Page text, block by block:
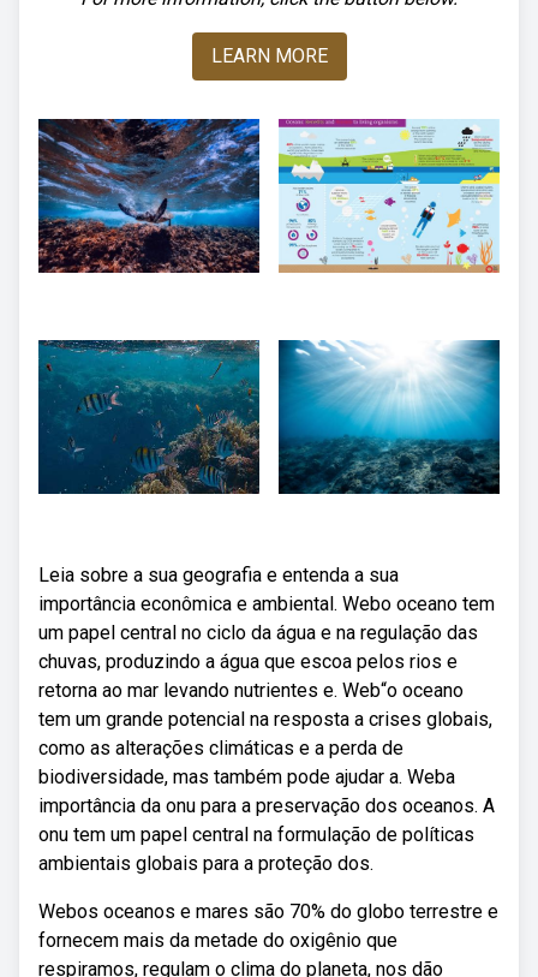
LEARN MORE
Leia sobre a sua geografia e entenda a sua
importância econômica e ambiental. Webo oceano tem
um papel central no ciclo da água e na regulação das
chuvas, produzindo a água que escoa pelos rios e
retorna ao mar levando nutrientes e. Web“o oceano
tem um grande potencial na resposta a crises globais,
como as alterações climáticas e a perda de
biodiversidade, mas também pode ajudar a. Weba
importância da onu para a preservação dos oceanos. A
onu tem um papel central na formulação de políticas
ambientais globais para a proteção dos.
Webos oceanos e mares são 70% do globo terrestre e
fornecem mais da metade do oxigênio que
respiramos, regulam o clima do planeta, nos dão